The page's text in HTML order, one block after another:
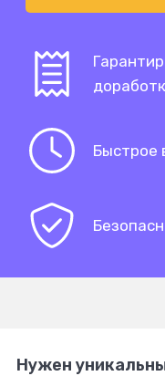
Быстрое
Нужен